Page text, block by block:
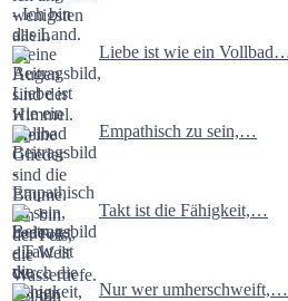
Liebe ist wie ein
Empathisch zu sein,…
Takt ist die Fähigkeit,…
Nur wer umherschweift,…